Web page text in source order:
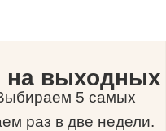
на выходных
5 самых
раз в две недели.